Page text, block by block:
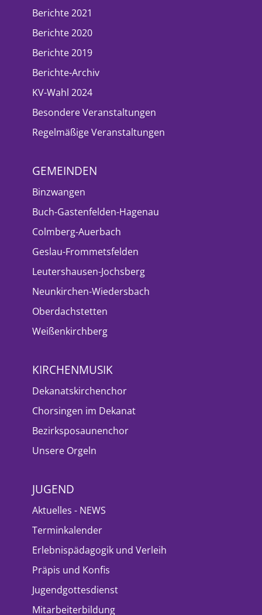
Berichte 2021
Berichte 2020
Berichte 2019
Berichte-Archiv
KV-Wahl 2024
Besondere Veranstaltungen
Regelmäßige Veranstaltungen
GEMEINDEN
Binzwangen
Buch-Gastenfelden-Hagenau
Colmberg-Auerbach
Geslau-Frommetsfelden
Leutershausen-Jochsberg
Neunkirchen-Wiedersbach
Oberdachstetten
Weißenkirchberg
KIRCHENMUSIK
Dekanatskirchenchor
Chorsingen im Dekanat
Bezirksposaunenchor
Unsere Orgeln
JUGEND
Aktuelles - NEWS
Terminkalender
Erlebnispädagogik und Verleih
Präpis und Konfis
Jugendgottesdienst
Mitarbeiterbildung